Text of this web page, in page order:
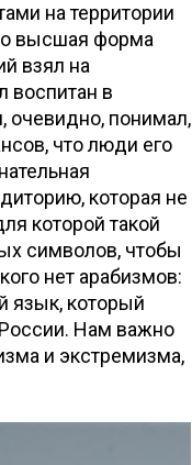
на территории
высшая форма
взял на
воспитан в
очевидно, понимал,
что люди его
которая не
которой такой
символов, чтобы
нет арабизмов:
язык, который
Нам важно
и экстремизма,